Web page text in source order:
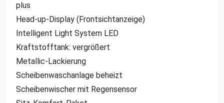
plus
Head-up-Display (Frontsichtanzeige)
Intelligent Light System LED
Kraftstofftank: vergrößert
Metallic-Lackierung
Scheibenwaschanlage beheizt
Scheibenwischer mit Regensensor